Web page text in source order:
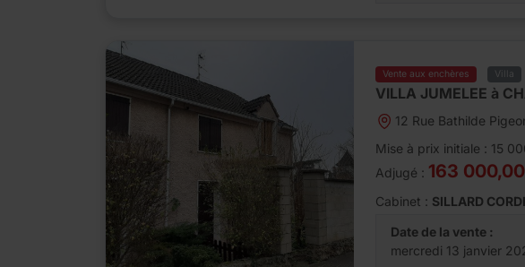
Vente aux enchères Villa
VILLA JUMELEE à
12 Rue Bathilde
Mise à prix initiale : 15
Adjugé : 163
Cabinet : SILLARD
Date de la vente :
mercredi 13 janvier